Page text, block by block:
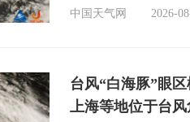
中国天气网
2026-
台风“白海豚”眼
上海等地位于台